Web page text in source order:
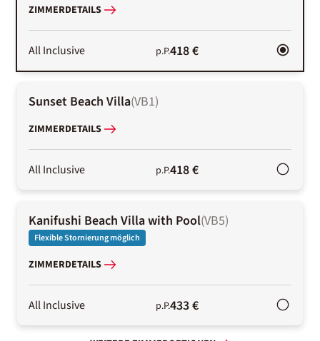
ZIMMERDETAILS
All Inclusive p.P.418 €
Sunset Beach Villa(VB1)
ZIMMERDETAILS
All Inclusive p.P.418 €
Kanifushi Beach Villa with Pool(VB5)
Flexible Stornierung möglich
ZIMMERDETAILS
All Inclusive p.P.433 €